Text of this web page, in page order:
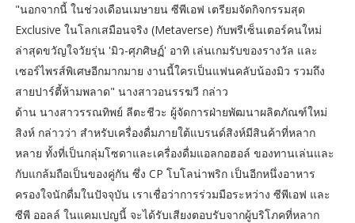
"นอกจากนี้ ในช่วงเดือนเมษายน ซีพีเอฟ เตรียมจัดกิจกรรมสุด
Exclusive ในโลกเสมือนจริง (Metaverse) กับพรีเซ็นเตอร์คนใหม่
ล่าสุดขวัญใจวัยรุ่น 'มิว-ศุภศิษฏ์' อาทิ เล่นเกมรับของรางวัล และ
เซอร์ไพรส์พิเศษอีกมากมาย งานนี้ใครเป็นแฟนคลับน้องมิว รวมถึง
สายปาร์ตี้ห้ามพลาด" นางสาวอนรรฆวี กล่าว
ด้าน นางสาวรรณทิพย์ ลีตะชีวะ ผู้จัดการฝ่ายพัฒนาผลิตภัณฑ์ใหม่
สิงห์ กล่าวว่า สำหรับเครื่องดื่มภายใต้แบรนด์สิงห์มีสินค้าที่หลาก
หลาย ทั้งที่เป็นกลุ่มโซดาและเครื่องดื่มแอลกอฮอล์ ของทานเล่นและ
กับแกล้มถือเป็นของคู่กัน ซึ่ง CP โบโลน่าพริก เป็นอีกหนึ่งอาหาร
ครองใจนักดื่มในปัจจุบัน เราเชื่อว่าการร่วมมือระหว่าง ซีพีเอฟ และ
ซีพี ออลล์ ในแคมเปญนี้ จะได้รับเสียงตอบรับจากผู้บริโภคที่หลาก